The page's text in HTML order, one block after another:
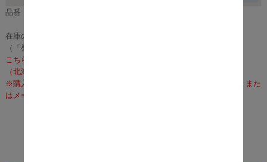
品番：m10910
在庫のある場合は、3～5営業日で発送いたします。
（「発送」であり「お届け」ではございませんのでご注意ください）
こちらの商品の配送料は無料となります。
（北海道・沖縄・離島への配送は、送料別途お見積りとなります）
※購入前に事前確認も可能となりますので、お電話（075-366-3835）また
はメールにて、お気軽にお問合せくださいませ。